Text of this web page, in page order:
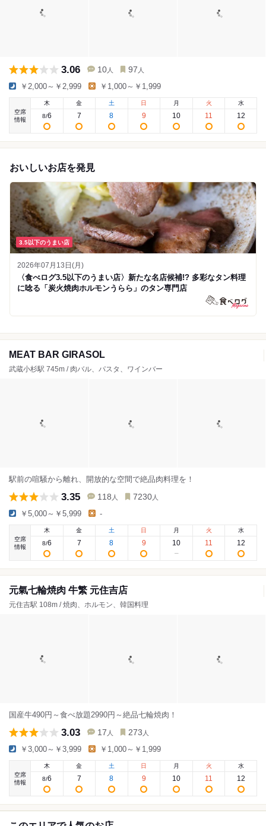
3.06 10 人 97 人
￥2,000～￥2,999 ￥1,000～￥1,999
空席
情報
木
8/6
金
7
土
8
日
9
月
10
火
11
水
12
おいしいお店を発見
3.5以下のうまい店
2026年07月13日(月)
〈食べログ3.5以下のうまい店〉新たな名店候補!? 多彩なタン料理
に唸る「炭火焼肉ホルモンうらら」のタン専門店
MEAT BAR GIRASOL
武蔵小杉駅 745m / 肉バル、パスタ、ワインバー
駅前の喧騒から離れ、開放的な空間で絶品肉料理を！
3.35 118 人 7230 人
￥5,000～￥5,999 -
空席
情報
木
8/6
金
7
土
8
日
9
月
10
火
11
水
12
元氣七輪焼肉 牛繁 元住吉店
元住吉駅 108m / 焼肉、ホルモン、韓国料理
国産牛490円～食べ放題2990円～絶品七輪焼肉！
3.03 17 人 273 人
￥3,000～￥3,999 ￥1,000～￥1,999
空席
情報
木
8/6
金
7
土
8
日
9
月
10
火
11
水
12